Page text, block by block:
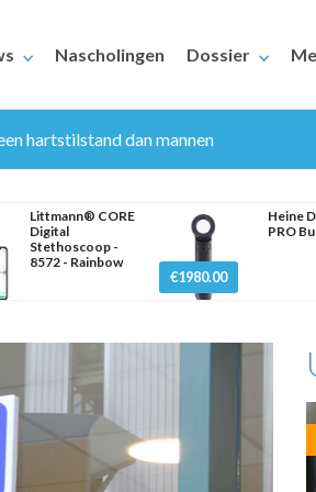
Nascholingen Dossier
hartstilstand dan mannen
Littmann® CORE
Digital
Stethoscoop -
8572 - Rainbow
€1980.00
Heine
PRO